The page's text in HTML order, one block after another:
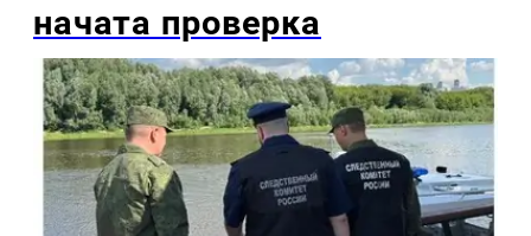
начата проверка